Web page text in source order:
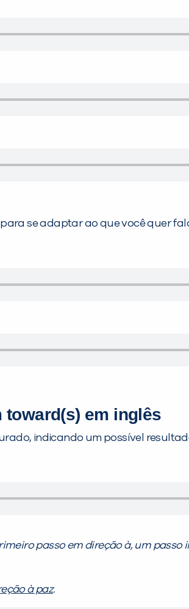
para se adaptar ao que você quer
em inglês
indicando um possível
passo em direção à, um passo
à paz.